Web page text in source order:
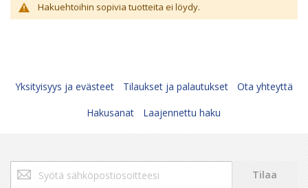
Hakuehtoihin sopivia tuotteita ei löydy.
Yksityisyys ja evästeet Tilaukset ja palautukset
Ota yhteyttä
Hakusanat
Laajennettu haku
Tilaa
uutiskirjeemme:
Tilaa